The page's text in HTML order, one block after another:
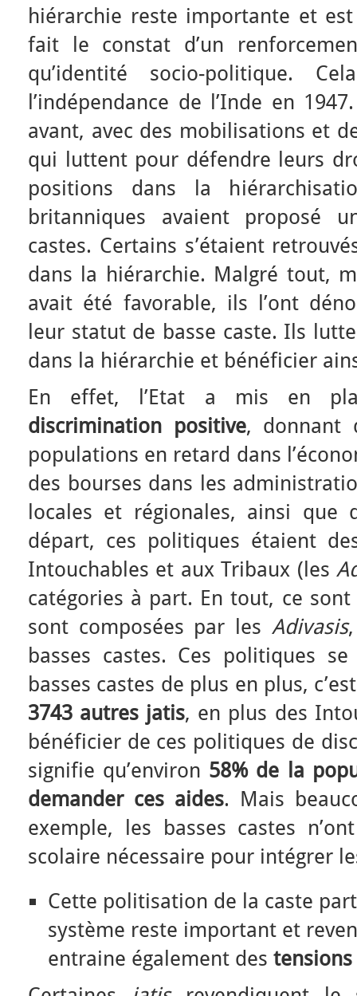
hiérarchie reste importante et
fait le constat d’un
qu’identité socio-politique.
l’indépendance de l’Inde en
avant, avec des mobilisations et
qui luttent pour défendre leurs
positions dans la
britanniques avaient proposé
castes. Certains s’étaient
dans la hiérarchie. Malgré tout,
avait été favorable, ils l’ont
leur statut de basse caste. Ils
dans la hiérarchie et bénéficier
En effet, l’Etat a mis en
discrimination positive, donnant
populations en retard dans
des bourses dans les
locales et régionales, ainsi que
départ, ces politiques étaient
Intouchables et aux Tribaux (les
catégories à part. En tout, ce sont
sont composées par les Adivasis
basses castes. Ces politiques
basses castes de plus en plus,
3743 autres jatis, en plus des
bénéficier de ces politiques de
signifie qu’environ 58% de la
demander ces aides. Mais
exemple, les basses castes
scolaire nécessaire pour intégrer
Cette politisation de la caste
système reste important et
entraine également des tensions